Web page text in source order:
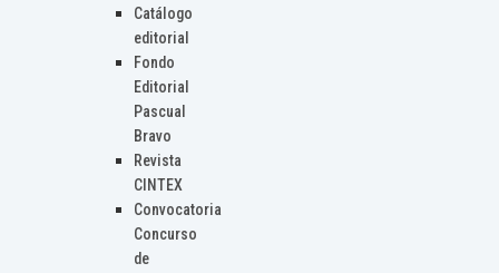
Catálogo
editorial
Fondo
Editorial
Pascual
Bravo
Revista
CINTEX
Convocatoria
Concurso
de